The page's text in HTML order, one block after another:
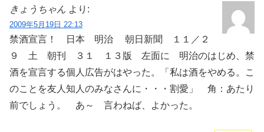
きょうちゃん より:
2009年5月19日 22:13
禁酒宣言！ 日本 明治 朝日新聞 １１／２
９ 土 朝刊 ３１ １３版 左面に 明治のはじめ、禁
酒を宣言する個人広告がはやった。「私は酒をやめる。こ
のことを友人知人のみなさんに・・・割愛」 角：あたり
前でしょう。 あ～ 言わねば、よかった。